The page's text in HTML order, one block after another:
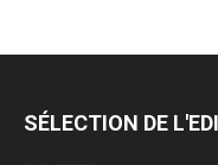
SÉLECTION DE